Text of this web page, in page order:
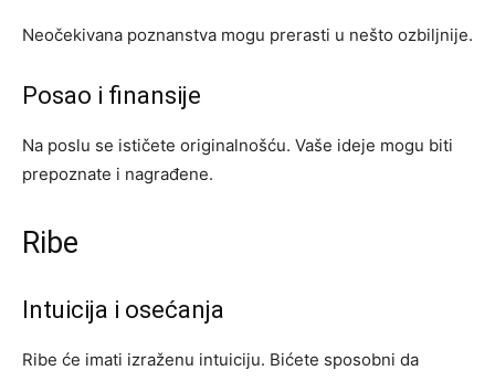
Neočekivana poznanstva mogu prerasti u nešto ozbiljnije.
Posao i finansije
Na poslu se ističete originalnošću. Vaše ideje mogu biti
prepoznate i nagrađene.
Ribe
Intuicija i osećanja
Ribe će imati izraženu intuiciju. Bićete sposobni da